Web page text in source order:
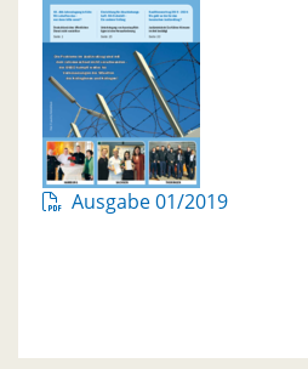
Ausgabe 01/2019